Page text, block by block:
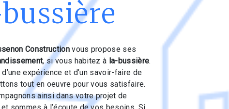
Constructionvous propose ses
, si vous habitez à la-bussière.
expérience et d’un savoir-faire de
tout en oeuvre pour vous satisfaire.
ainsi dans votre projet de